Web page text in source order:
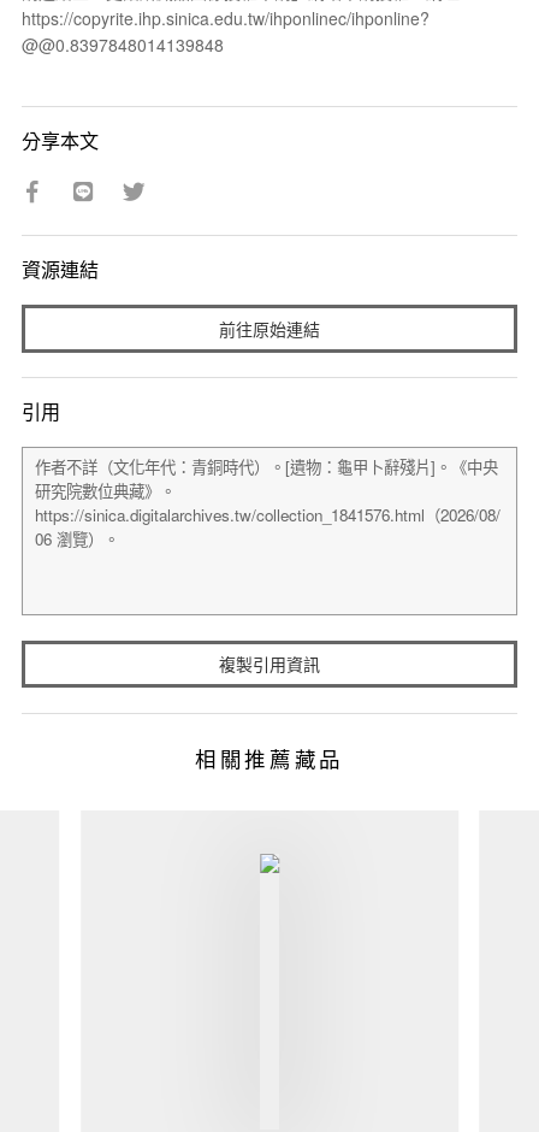
https://copyrite.ihp.sinica.edu.tw/ihponlinec/ihponline?
@@0.8397848014139848
分享本文
資源連結
前往原始連結
引用
複製引用資訊
相關推薦藏品